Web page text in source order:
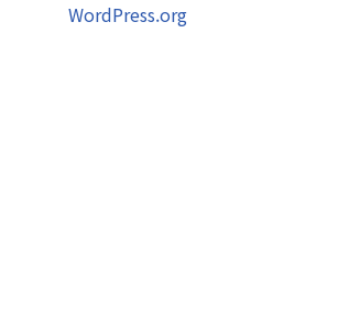
WordPress.org